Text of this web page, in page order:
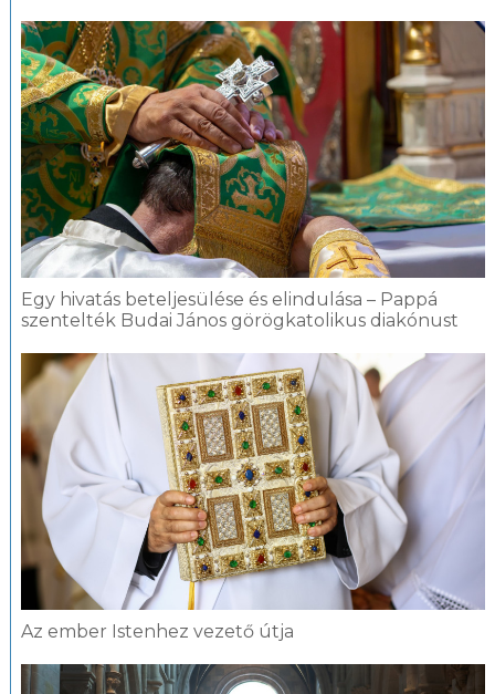
Egy hivatás beteljesülése és elindulása – Pappá
szentelték Budai János görögkatolikus diakónust
Az ember Istenhez vezető útja